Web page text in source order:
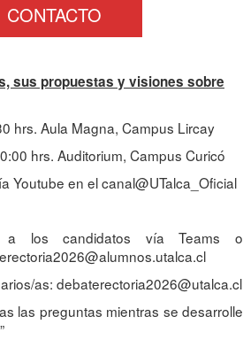
CONTACTO
sus propuestas y visiones sobre
hrs. Aula Magna, Campus Lircay
hrs. Auditorium, Campus Curicó
Youtube en el canal@UTalca_Oficial
a los candidatos vía Teams o
as: debaterectoria2026@utalca.cl
las preguntas mientras se desarrolle